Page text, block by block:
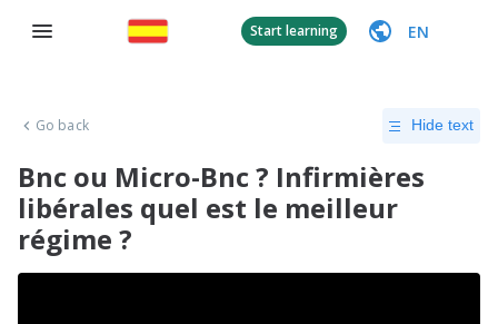
Start learning EN
Go back Hide text
Bnc ou Micro-Bnc ? Infirmières
libérales quel est le meilleur
régime ?